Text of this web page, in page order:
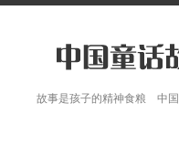
故事是孩子的精神食粮 中